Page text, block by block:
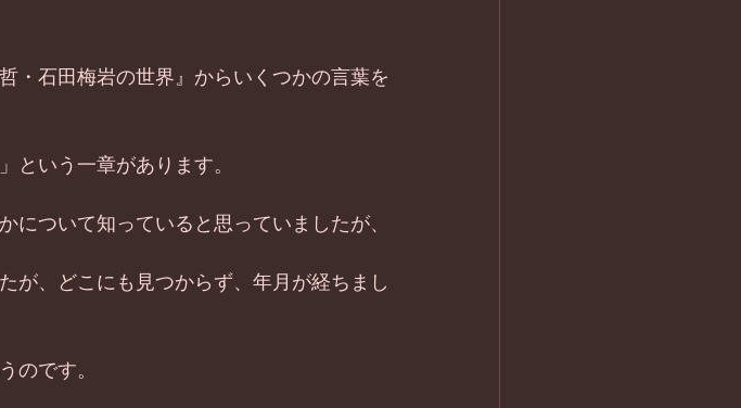
・石田梅岩の世界』からいくつかの言葉を
という一章があります。
について知っていると思っていましたが、
が、どこにも見つからず、年月が経ちまし
のです。